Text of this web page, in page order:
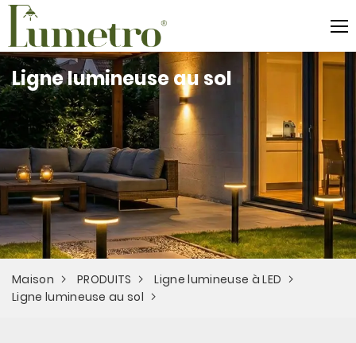
Ligne lumineuse au sol
Maison PRODUITS
Ligne lumineuse à LED
Ligne lumineuse au sol